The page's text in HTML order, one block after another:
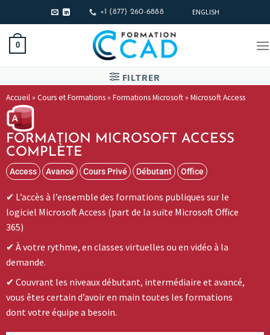
+1 (877) 260-6888 ENGLISH
0
FILTRER
Accueil» Cours et Formations» Formations Microsoft» Microsoft Access
FORMATION MICROSOFT ACCESS
COMPLÈTE
Access Avancé Cours Privé Débutant Office
L’accès à l’ensemble des formations publiques sur le
logiciel Microsoft Access (part de la suite Microsoft Office
365)
À votre rythme, en classes virtuelles ou en vidéo à la
demande.
Couvrant les niveaux débutant, intermédiaire et avancé,
vous êtes certain d’avoir en main toutes les formations
dont votre équipe a besoin.